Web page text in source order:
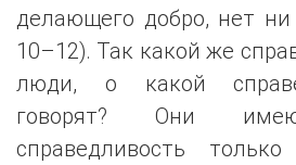
делающего добро, нет
10–12). Так какой же
люди, о какой
говорят? Они
справедливость